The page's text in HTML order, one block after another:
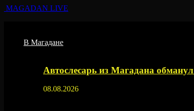
MAGADAN LIVE
В Магадане
Автослесарь из Магадана
08.08.2026